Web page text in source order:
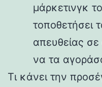
μάρκετινγκ
τοποθετήσει
απευθείας σε
να τα
Τι κάνει την